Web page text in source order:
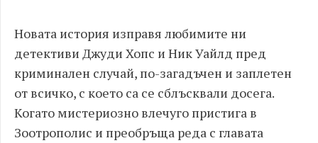
Новата история изправя любимите ни
детективи Джуди Хопс и Ник Уайлд пред
криминален случай, по-загадъчен и заплетен
от всичко, с което са се сблъсквали досега.
Когато мистериозно влечуго пристига в
Зоотрополис и преобръща реда с главата